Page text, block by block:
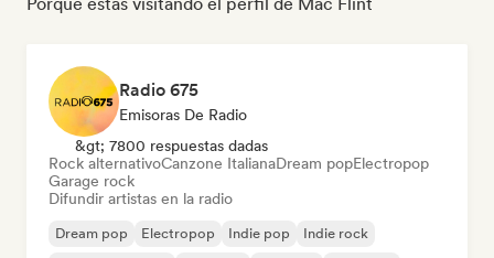
Radio 675
Emisoras De Radio
&gt; 7800 respuestas dadas
Rock alternativoCanzone ItalianaDream popElectropop
Garage rock
Difundir artistas en la radio
Dream pop Electropop Indie pop
Indie rock